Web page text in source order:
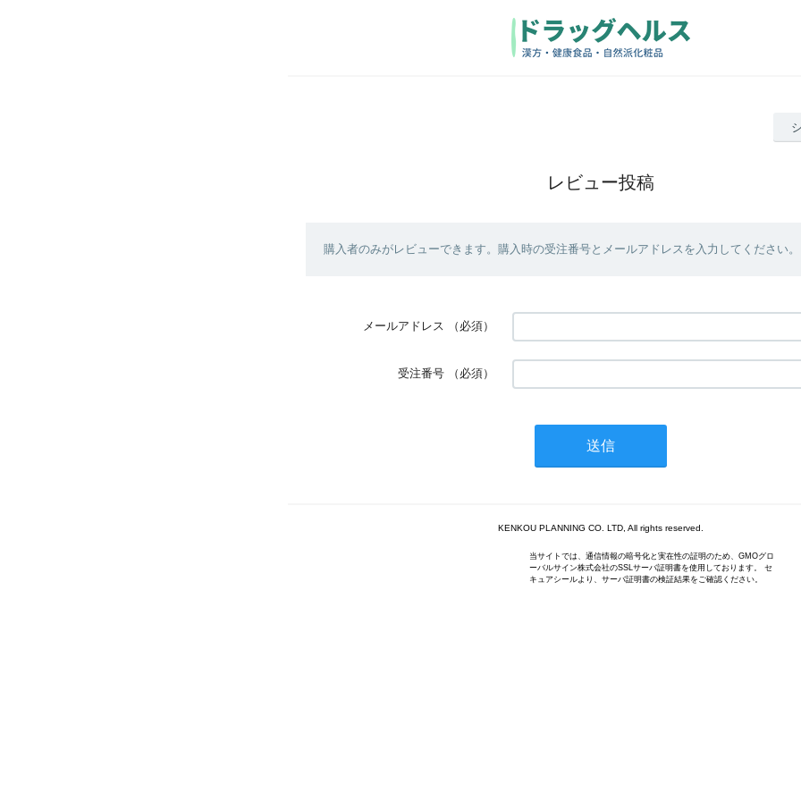
レビュー投稿
購入者のみがレビューできます。購入時の受注番号とメールアドレスを入力してください。
メールアドレス （必須）
受注番号 （必須）
KENKOU PLANNING CO. LTD, All rights reserved.
当サイトでは、通信情報の暗号化と実在性の証明のため、GMOグロ
ーバルサイン株式会社のSSLサーバ証明書を使用しております。 セ
キュアシールより、サーバ証明書の検証結果をご確認ください。